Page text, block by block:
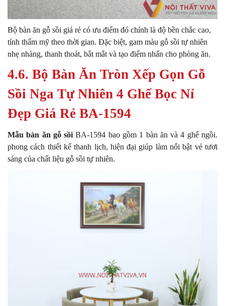
Bộ bàn ăn gỗ sồi giá rẻ có ưu điểm đó chính là độ bền chắc cao,
tính thẩm mỹ theo thời gian. Đặc biệt, gam màu gỗ sồi tự nhiên
nhẹ nhàng, thanh thoát, bắt mắt và tạo điểm nhấn cho phòng ăn.
4.6. Bộ Bàn Ăn Tròn Xếp Gọn Gỗ
Sồi Nga Tự Nhiên 4 Ghế Bọc Nỉ
Đẹp Giá Rẻ BA-1594
Mẫu bàn ăn gỗ sồi BA-1594 bao gồm 1 bàn ăn và 4 ghế ngồi.
phong cách thiết kế thanh lịch, hiện đại giúp làm nổi bật vẻ tươi
sáng của chất liệu gỗ sồi tự nhiên.